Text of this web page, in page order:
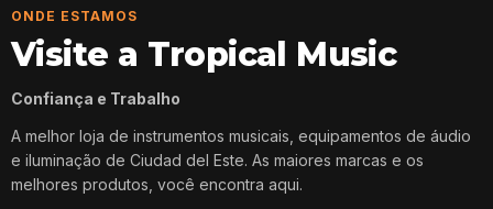
ONDE ESTAMOS
Visite a Tropical Music
Confiança e Trabalho
A melhor loja de instrumentos musicais, equipamentos de áudio
e iluminação de Ciudad del Este. As maiores marcas e os
melhores produtos, você encontra aqui.